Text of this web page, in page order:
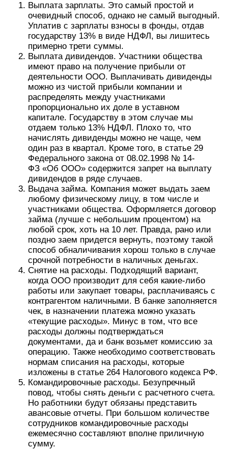
Выплата зарплаты. Это самый простой и
очевидный способ, однако не самый выгодный.
Уплатив с зарплаты взносы в фонды, отдав
государству 13% в виде НДФЛ, вы лишитесь
примерно трети суммы.
Выплата дивидендов. Участники общества
имеют право на получение прибыли от
деятельности ООО. Выплачивать дивиденды
можно из чистой прибыли компании и
распределять между участниками
пропорционально их доле в уставном
капитале. Государству в этом случае мы
отдаем только 13% НДФЛ. Плохо то, что
начислять дивиденды можно не чаще, чем
один раз в квартал. Кроме того, в статье 29
Федерального закона от 08.02.1998 № 14-
ФЗ «Об ООО» содержится запрет на выплату
дивидендов в ряде случаев.
Выдача займа. Компания может выдать заем
любому физическому лицу, в том числе и
участниками общества. Оформляется договор
займа (лучше с небольшим процентом) на
любой срок, хоть на 10 лет. Правда, рано или
поздно заем придется вернуть, поэтому такой
способ обналичивания хорош только в случае
срочной потребности в наличных деньгах.
Снятие на расходы. Подходящий вариант,
когда ООО производит для себя какие-либо
работы или закупает товары, расплачиваясь с
контрагентом наличными. В банке заполняется
чек, в назначении платежа можно указать
«текущие расходы». Минус в том, что все
расходы должны подтверждаться
документами, да и банк возьмет комиссию за
операцию. Также необходимо соответствовать
нормам списания на расходы, которые
изложены в статье 264 Налогового кодекса РФ.
Командировочные расходы. Безупречный
повод, чтобы снять деньги с расчетного счета.
Но работники будут обязаны представить
авансовые отчеты. При большом количестве
сотрудников командировочные расходы
ежемесячно составляют вполне приличную
сумму.